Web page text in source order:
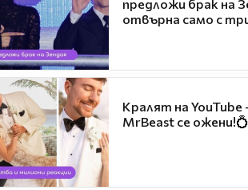
предложи брак на
отвърна само с
Кралят на
MrBeast се